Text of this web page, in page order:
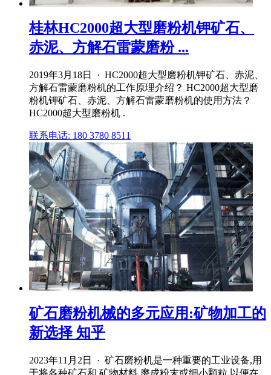
桂林HC2000超大型磨粉机钾矿石、
赤泥、方解石雷蒙磨粉 ...
2019年3月18日 · HC2000超大型磨粉机钾矿石、赤泥、
方解石雷蒙磨粉机的工作原理介绍？ HC2000超大型磨
粉机钾矿石、赤泥、方解石雷蒙磨粉机的使用方法？
HC2000超大型磨粉机 .
联系电话: 180 3780 8511
矿石磨粉机械的多元应用:矿物加工的
新选择 知乎
2023年11月2日 · 矿石磨粉机是一种重要的工业设备,用